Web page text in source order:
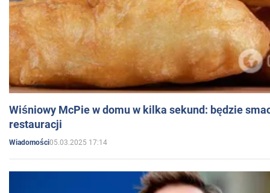
Wiśniowy McPie w domu w kilka sekund: będzie
restauracji
Wiadomości05.03.2025 17:14